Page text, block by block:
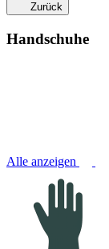
Zurück
Handschuhe
Alle anzeigen